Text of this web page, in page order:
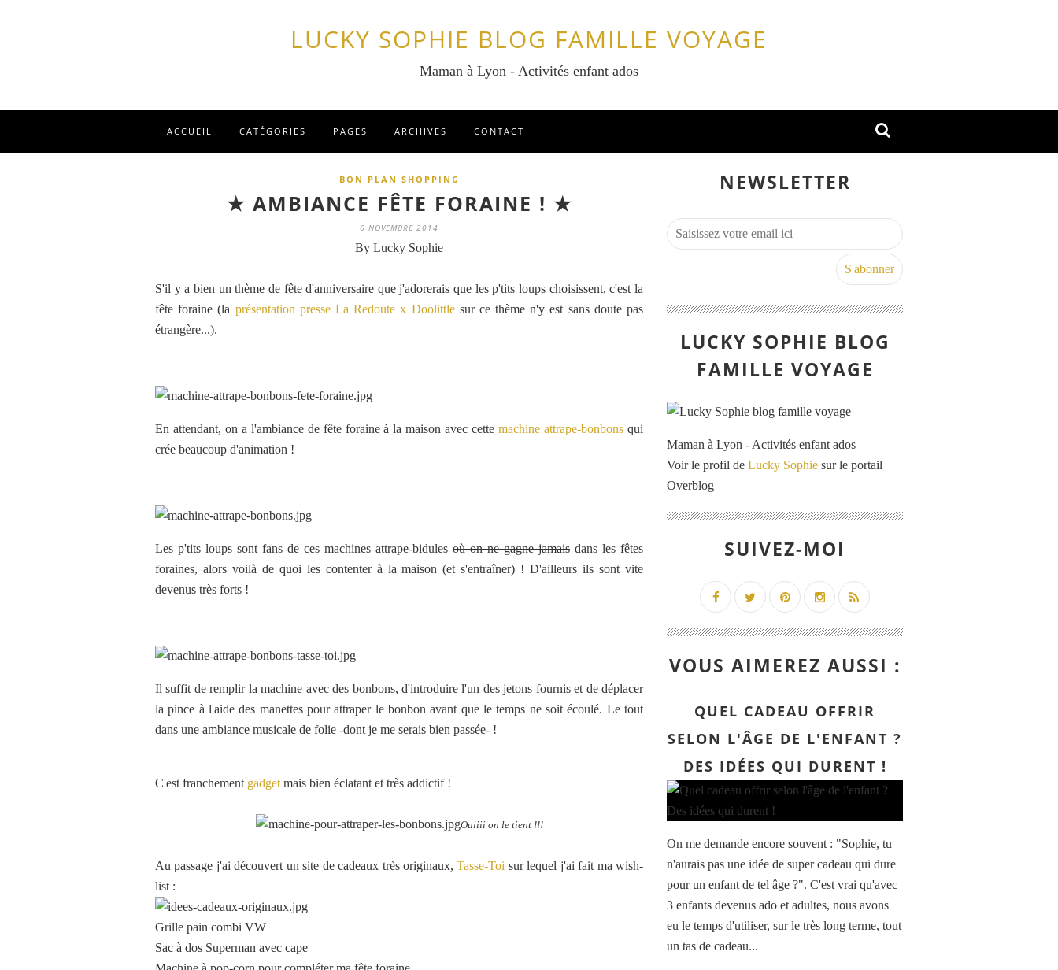
LUCKY SOPHIE BLOG FAMILLE VOYAGE
Maman à Lyon - Activités enfant ados
ACCUEIL CATÉGORIES PAGES ARCHIVES CONTACT
BON PLAN SHOPPING
★ AMBIANCE FÊTE FORAINE ! ★
6 NOVEMBRE 2014
By Lucky Sophie
S'il y a bien un thème de fête d'anniversaire que j'adorerais que les p'tits loups choisissent, c'est la
fête foraine (la présentation presse La Redoute x Doolittlesur ce thème n'y est sans doute pas
étrangère...).
En attendant, on a l'ambiance de fête foraine à la maison avec cettemachine attrape-bonbons qui
crée beaucoup d'animation !
Les p'tits loups sont fans de ces machines attrape-bidules où on ne gagne jamais dans les fêtes
foraines, alors voilà de quoi les contenter à la maison (et s'entraîner) ! D'ailleurs ils sont vite
devenus très forts !
Il suffit de remplir la machine avec des bonbons, d'introduire l'un des jetons fournis et de déplacer
la pince à l'aide des manettes pour attraper le bonbon avant que le temps ne soit écoulé. Le tout
dans une ambiance musicale de folie -dont je me serais bien passée- !
C'est franchement gadget mais bien éclatant et très addictif !
Ouiiii on le tient !!!
Au passage j'ai découvert un site de cadeaux très originaux,Tasse-Toi sur lequel j'ai fait ma wish-
list :
Grille pain combi VW
Sac à dos Superman avec cape
NEWSLETTER
LUCKY SOPHIE BLOG
FAMILLE VOYAGE
Maman à Lyon - Activités enfant ados
Voir le profil de Lucky Sophie sur le portail
Overblog
SUIVEZ-MOI
VOUS AIMEREZ AUSSI :
QUEL CADEAU OFFRIR
SELON L'ÂGE DE L'ENFANT ?
DES IDÉES QUI DURENT !
On me demande encore souvent : "Sophie, tu
n'aurais pas une idée de super cadeau qui dure
pour un enfant de tel âge ?". C'est vrai qu'avec
3 enfants devenus ado et adultes, nous avons
eu le temps d'utiliser, sur le très long terme, tout
un tas de cadeau...